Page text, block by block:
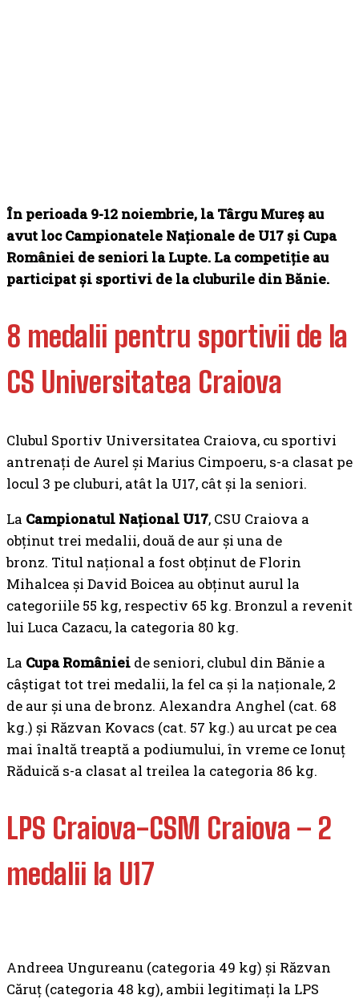
În perioada 9-12 noiembrie, la Târgu Mureș au
avut loc Campionatele Naționale de U17 şi Cupa
României de seniori la Lupte. La competiţie au
participat şi sportivi de la cluburile din Bănie.
8 medalii pentru sportivii de la
CS Universitatea Craiova
Clubul Sportiv Universitatea Craiova, cu sportivi
antrenați de Aurel și Marius Cimpoeru, s-a clasat pe
locul 3 pe cluburi, atât la U17, cât și la seniori.
La Campionatul Naţional U17, CSU Craiova a
obţinut trei medalii, două de aur şi una de
bronz. Titul național a fost obținut de Florin
Mihalcea şi David Boicea au obţinut aurul la
categoriile 55 kg, respectiv 65 kg. Bronzul a revenit
lui Luca Cazacu, la categoria 80 kg.
La Cupa României de seniori, clubul din Bănie a
câştigat tot trei medalii, la fel ca și la naționale, 2
de aur și una de bronz. Alexandra Anghel (cat. 68
kg.) şi Răzvan Kovacs (cat. 57 kg.) au urcat pe cea
mai înaltă treaptă a podiumului, în vreme ce Ionuț
Răduică s-a clasat al treilea la categoria 86 kg.
LPS Craiova-CSM Craiova – 2
medalii la U17
Andreea Ungureanu (categoria 49 kg) și Răzvan
Căruț (categoria 48 kg), ambii legitimați la LPS